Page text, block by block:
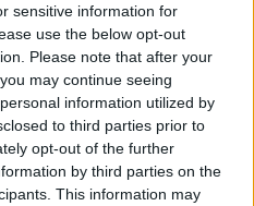
sensitive information for
use the below opt-out
Please note that after your
may continue seeing
information utilized by
to third parties prior to
opt-out of the further
by third parties on the
This information may
του agriniosite.gr
αυτοκινήτου που
ότι κάτι
τιμόνι, καθώς
στο να στρίψει το